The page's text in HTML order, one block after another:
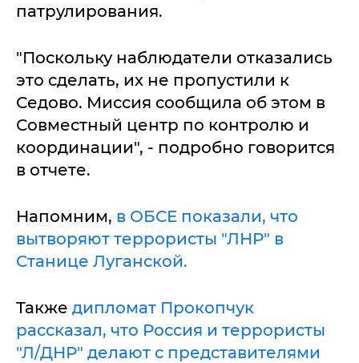
патрулирования.
"Поскольку наблюдатели отказались
это сделать, их не пропустили к
Седово. Миссия сообщила об этом в
Совместный центр по контролю и
координации", - подробно говорится
в отчете.
Напомним, в ОБСЕ показали, что
вытворяют террористы "ЛНР" в
Станице Луганской.
Также дипломат Прокопчук
рассказал, что Россия и террористы
"Л/ДНР" делают с представителями